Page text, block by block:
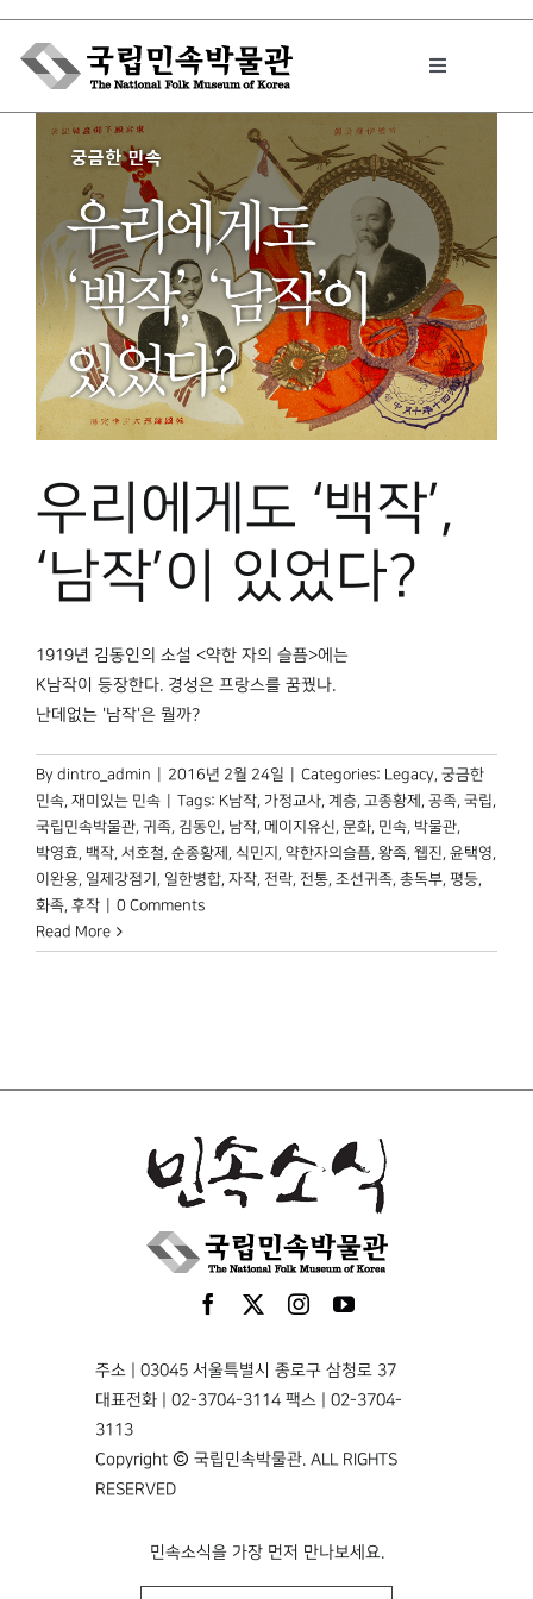
Skip
content
Toggle
박물관에서는
민속이야기
민속 인사이드
박물관 홈페이지
우리에게도 ‘백작’,
‘남작’이 있었다?
1919년 김동인의 소설 <약한 자의 슬픔>에는
K남작이 등장한다. 경성은 프랑스를 꿈꿨나.
난데없는 '남작'은 뭘까?
By dintro_admin 2016년 2월 24일 Categories: Legacy, 궁금한
민속, 재미있는 민속 Tags: K남작, 가정교사, 계층, 고종황제 , 공족, 국립,
국립민속박물관, 귀족, 김동인, 남작, 메이지유신, 문화, 민속, 박물관,
박영효, 백작, 서호철, 순종황제 , 식민지 , 약한자의슬픔, 왕족, 웹진, 윤택영,
이완용, 일제강점기 , 일한병합, 자작, 전락, 전통, 조선귀족, 총독부, 평등,
화족, 후작
0 Comments
Read More
주소 | 03045 서울특별시 종로구 삼청로 37
대표전화 | 02-3704-3114 팩스 | 02-3704-
3113
Copyright © 국립민속박물관. ALL RIGHTS
RESERVED
민속소식을 가장 먼저 만나보세요.